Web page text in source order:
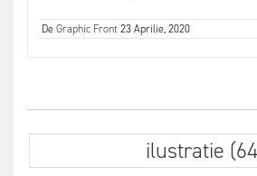
DeGraphic Front23 Aprilie, 2020
ilustratie